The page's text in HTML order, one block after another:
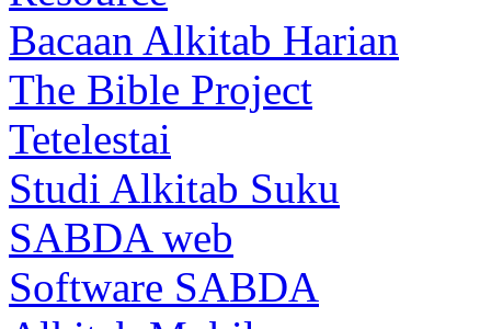
Bacaan Alkitab Harian
The Bible Project
Tetelestai
Studi Alkitab Suku
SABDA web
Software SABDA